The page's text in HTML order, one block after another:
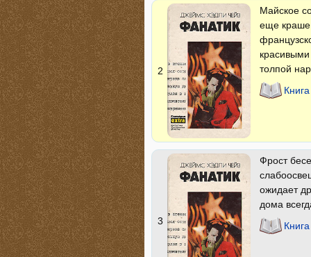
2
Майское
еще
толпой
3
Фрост
ожидает
дома